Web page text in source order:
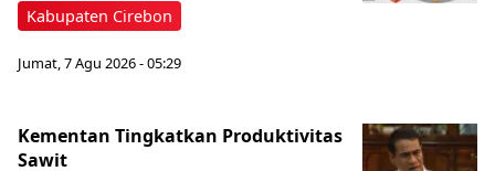
Kabupaten Cirebon
Jumat, 7 Agu 2026 - 05:29
Kementan Tingkatkan Produktivitas
Sawit